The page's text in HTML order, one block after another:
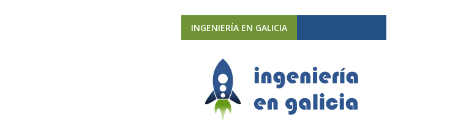
INGENIERÍA EN GALICIA